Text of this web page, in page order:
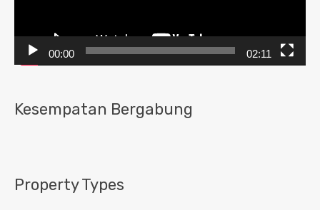
00:00 02:11
Kesempatan Bergabung
Property Types